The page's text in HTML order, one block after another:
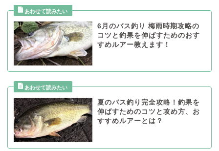
6月のバス釣り 梅雨時期攻略の
コツと釣果を伸ばすためのおす
すめルアー教えます！
夏のバス釣り完全攻略！釣果を
伸ばすためのコツと攻め方、お
すすめルアーとは？